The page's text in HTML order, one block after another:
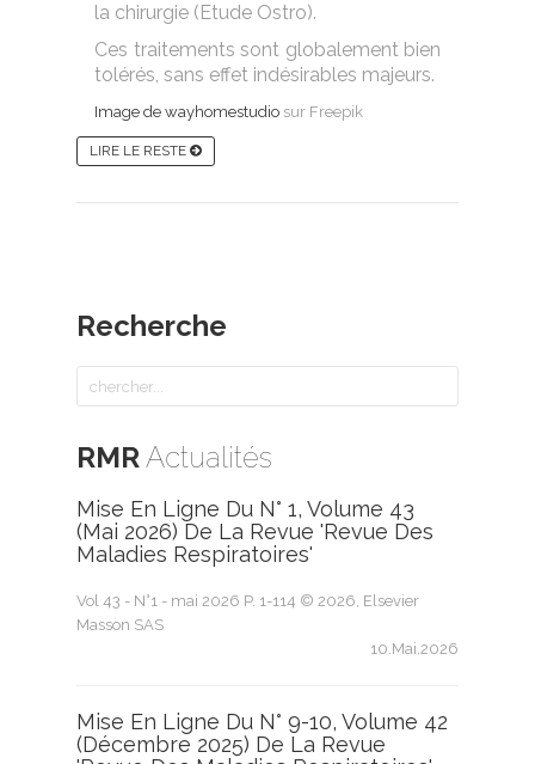
la chirurgie (Etude Ostro).
Ces traitements sont globalement bien
tolérés, sans effet indésirables majeurs.
Image de wayhomestudio sur Freepik
LIRE LE RESTE
Recherche
RMRActualités
Mise En Ligne Du N° 1, Volume 43
(mai 2026) De La Revue 'Revue Des
Maladies Respiratoires'
Vol 43 - N°1 - mai 2026 P. 1-114 © 2026, Elsevier
Masson SAS
10.Mai.2026
Mise En Ligne Du N° 9-10, Volume 42
(décembre 2025) De La Revue